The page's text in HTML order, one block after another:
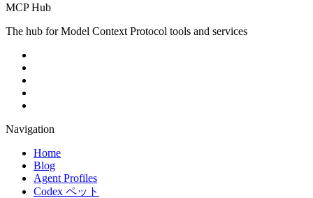
MCP Hub
The hub for Model Context Protocol tools and services
Navigation
Home
Blog
Agent Profiles
Codex ペット